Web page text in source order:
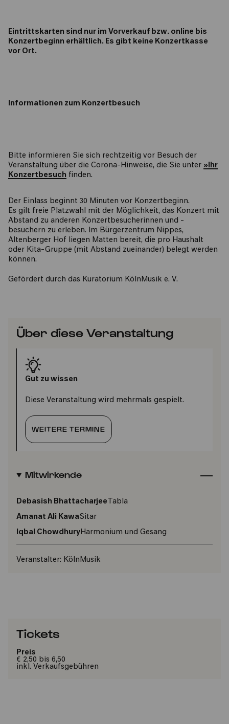
Eintrittskarten sind nur im Vorverkauf bzw. online bis
Konzertbeginn erhältlich. Es gibt keine Konzertkasse
vor Ort.
Informationen zum Konzertbesuch
Bitte informieren Sie sich rechtzeitig vor Besuch der
Veranstaltung über die Corona-Hinweise, die Sie unter »Ihr
Konzertbesuch finden.
Der Einlass beginnt 30 Minuten vor Konzertbeginn.
Es gilt freie Platzwahl mit der Möglichkeit, das Konzert mit
Abstand zu anderen Konzertbesucherinnen und -
besuchern zu erleben. Im Bürgerzentrum Nippes,
Altenberger Hof liegen Matten bereit, die pro Haushalt
oder Kita-Gruppe (mit Abstand zueinander) belegt werden
können.
Gefördert durch das Kuratorium KölnMusik e. V.
Über diese Veranstaltung
Gut zu wissen
Diese Veranstaltung wird mehrmals gespielt.
WEITERE TERMINE
Mitwirkende
Debasish Bhattacharjee Tabla
Amanat Ali KawaSitar
Iqbal ChowdhuryHarmonium und Gesang
Veranstalter: KölnMusik
Tickets
Preis
€ 2,50 bis 6,50
inkl. Verkaufsgebühren